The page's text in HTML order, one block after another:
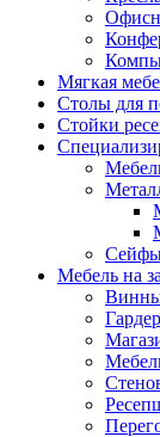
Мягкая
Столы для
Стойки
Мебель на